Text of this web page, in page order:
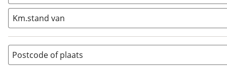
Integraal (4)
Opzetunit (0
Vouwwagen (0)
Km.stand van
Postcode of plaats